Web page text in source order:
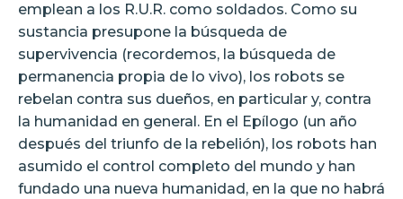
emplean a los R.U.R. como soldados. Como su
sustancia presupone la búsqueda de
supervivencia (recordemos, la búsqueda de
permanencia propia de lo vivo), los robots se
rebelan contra sus dueños, en particular y, contra
la humanidad en general. En el Epílogo (un año
después del triunfo de la rebelión), los robots han
asumido el control completo del mundo y han
fundado una nueva humanidad, en la que no habrá